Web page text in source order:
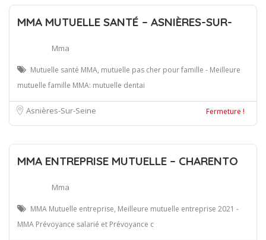
MMA MUTUELLE SANTÉ – ASNIÈRES-SUR-
Mma
Mutuelle santé MMA, mutuelle pas cher pour famille - Meilleure
mutuelle famille MMA: mutuelle dentai
Asnières-Sur-Seine Fermeture !
MMA ENTREPRISE MUTUELLE – CHARENTO
Mma
MMA Mutuelle entreprise, Meilleure mutuelle entreprise 2021 -
MMA Prévoyance salarié et Prévoyance c